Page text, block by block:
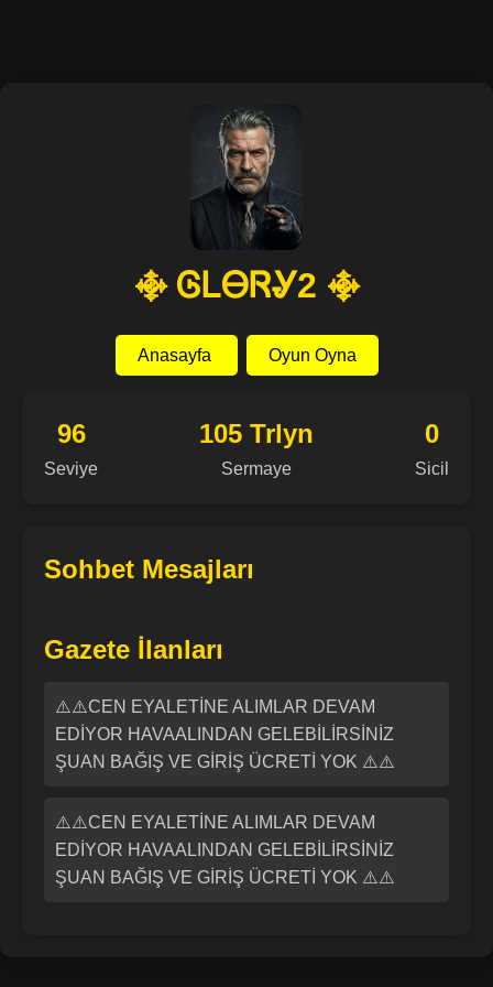
࿇ ᎶᏞᎾᏒᎽ2 ࿇
Anasayfa Oyun Oyna
96
Seviye
105 Trlyn
Sermaye
0
Sicil
Sohbet Mesajları
Gazete İlanları
⚠️⚠️CEN EYALETİNE ALIMLAR DEVAM
EDİYOR HAVAALINDAN GELEBİLİRSİNİZ
ŞUAN BAĞIŞ VE GİRİŞ ÜCRETİ YOK ⚠️⚠️
⚠️⚠️CEN EYALETİNE ALIMLAR DEVAM
EDİYOR HAVAALINDAN GELEBİLİRSİNİZ
ŞUAN BAĞIŞ VE GİRİŞ ÜCRETİ YOK ⚠️⚠️